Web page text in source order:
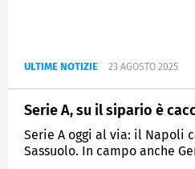
ULTIME NOTIZIE 23 AGOSTO 2025
Serie A, su il sipario è
Serie A oggi al via: il Napoli
Sassuolo. In campo anche